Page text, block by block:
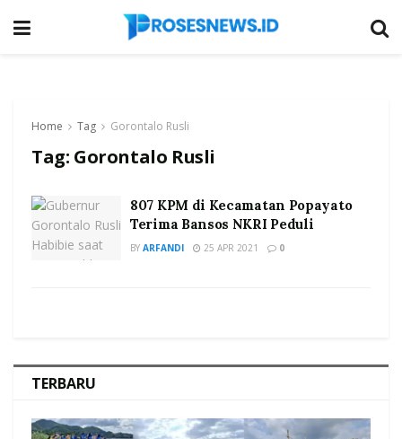
Home Tag Gorontalo Rusli
Tag: Gorontalo Rusli
807 KPM di Kecamatan Popayato
Terima Bansos NKRI Peduli
BY ARFANDI 25 APR 2021 0
TERBARU